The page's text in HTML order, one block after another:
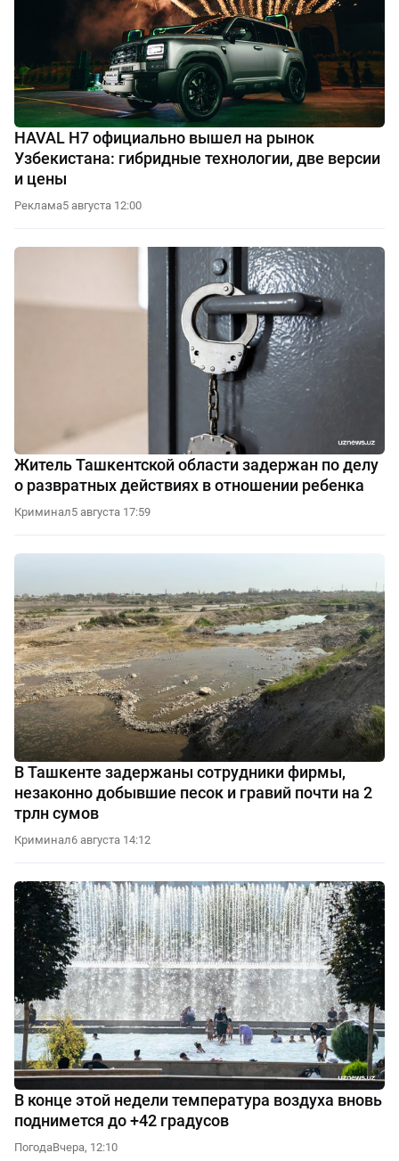
HAVAL H7 официально вышел на рынок
Узбекистана: гибридные технологии, две версии
и цены
Реклама5 августа 12:00
Житель Ташкентской области задержан по делу
о развратных действиях в отношении ребенка
Криминал5 августа 17:59
В Ташкенте задержаны сотрудники фирмы,
незаконно добывшие песок и гравий почти на 2
трлн сумов
Криминал6 августа 14:12
В конце этой недели температура воздуха вновь
поднимется до +42 градусов
ПогодаВчера, 12:10